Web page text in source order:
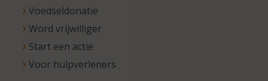
Voedseldonatie
Word vrijwilliger
Start een actie
Voor hulpverleners